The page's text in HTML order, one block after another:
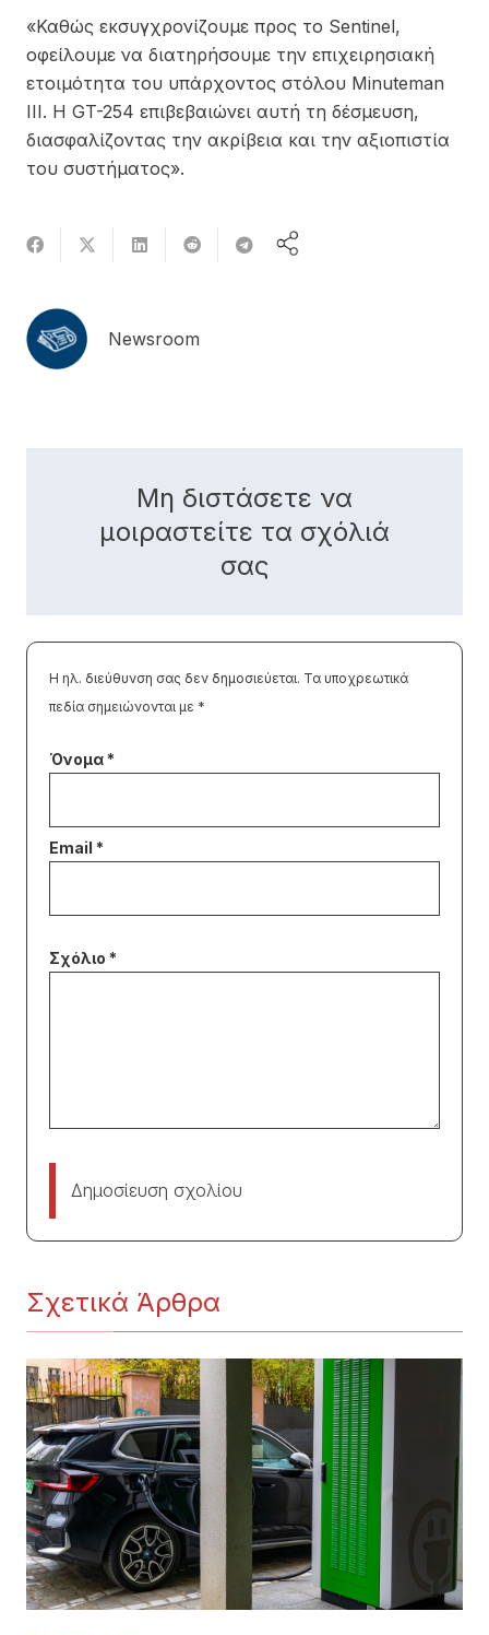
«Καθώς εκσυγχρονίζουμε προς το Sentinel,
οφείλουμε να διατηρήσουμε την επιχειρησιακή
ετοιμότητα του υπάρχοντος στόλου Minuteman
III. Η GT-254 επιβεβαιώνει αυτή τη δέσμευση,
διασφαλίζοντας την ακρίβεια και την αξιοπιστία
του συστήματος».
Newsroom
Μη διστάσετε να
μοιραστείτε τα σχόλιά
σας
Η ηλ. διεύθυνση σας δεν δημοσιεύεται. Τα υποχρεωτικά
πεδία σημειώνονται με *
Δημοσίευση σχολίου
Σχετικά Άρθρα